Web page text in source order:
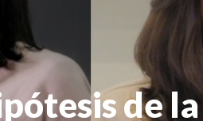
de